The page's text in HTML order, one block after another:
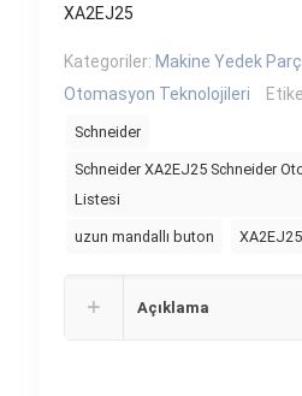
XA2EJ25
Kategoriler: Makine Yedek
Otomasyon Teknolojileri
Schneider
Schneider XA2EJ25 Schneider
Listesi
uzun mandallı buton XA2EJ25
Açıklama